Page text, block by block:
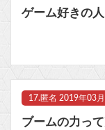
ゲーム好きの
17. 匿名 2019年03
ブームの力っ